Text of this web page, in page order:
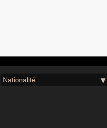
Nationalité